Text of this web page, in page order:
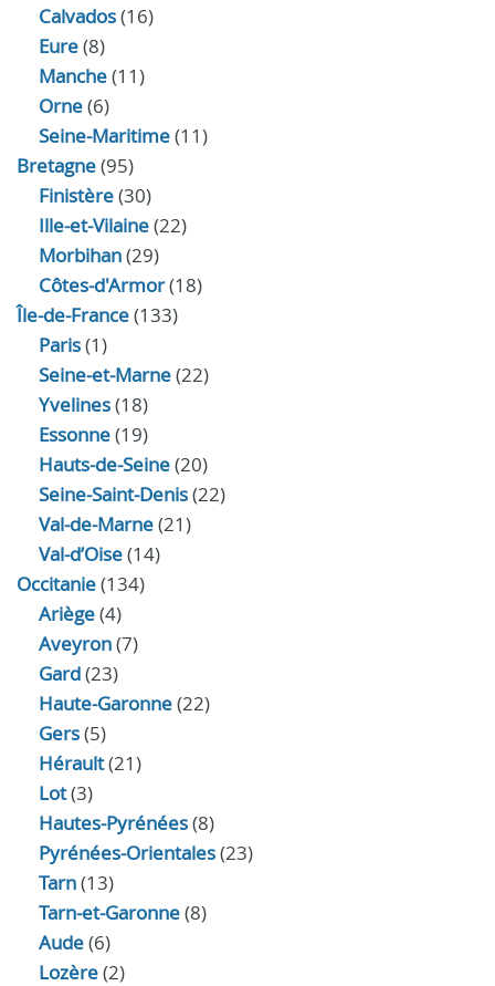
Calvados(16)
Eure(8)
Manche(11)
Orne(6)
Seine-Maritime(11)
Bretagne(95)
Finistère(30)
Ille-et-Vilaine(22)
Morbihan(29)
Côtes-d'Armor(18)
Île-de-France(133)
Paris(1)
Seine-et-Marne(22)
Yvelines(18)
Essonne(19)
Hauts-de-Seine(20)
Seine-Saint-Denis(22)
Val-de-Marne(21)
Val-d’Oise(14)
Occitanie(134)
Ariège(4)
Aveyron(7)
Gard(23)
Haute-Garonne(22)
Gers(5)
Hérault(21)
Lot(3)
Hautes-Pyrénées(8)
Pyrénées-Orientales(23)
Tarn(13)
Tarn-et-Garonne(8)
Aude(6)
Lozère(2)